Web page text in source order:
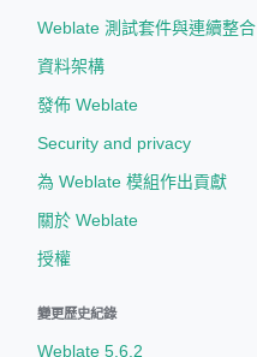
Weblate 測試套件與連續整合
資料架構
發佈 Weblate
Security and privacy
為 Weblate 模組作出貢獻
關於 Weblate
授權
變更歷史紀錄
Weblate 5.6.2